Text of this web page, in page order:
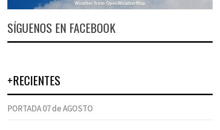
Weather from OpenWeatherMap
SÍGUENOS EN FACEBOOK
+RECIENTES
PORTADA 07 de AGOSTO